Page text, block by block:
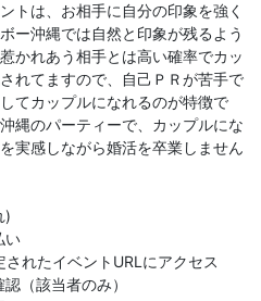
トは、お相手に自分の印象を強く
ー沖縄では自然と印象が残るよう
かれあう相手とは高い確率でカッ
れてますので、自己ＰＲが苦手で
てカップルになれるのが特徴で
縄のパーティーで、カップルにな
実感しながら婚活を卒業しません
)
い
れたイベントURLにアクセス
（該当者のみ）